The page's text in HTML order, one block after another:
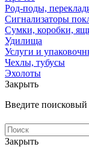
Род-поды,
Сигнализаторы
Сумки, коробки,
Удилища
Услуги и
Чехлы, тубусы
Эхолоты
Закрыть
Введите поисковый
Закрыть